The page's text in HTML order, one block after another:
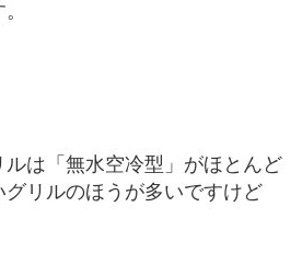
ルは「無水空冷型」がほとんど
リルのほうが多いですけど